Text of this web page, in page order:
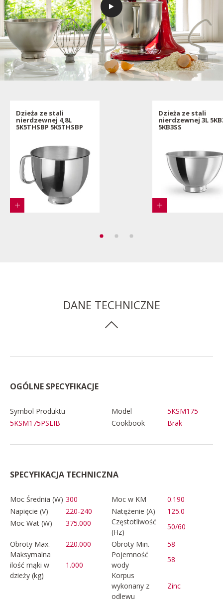
Dzieża ze stali
nierdzewnej 4,8L
5K5THSBP 5K5THSBP
Dzieża ze stali
nierdzewnej 3L
5KB3SS
DANE TECHNICZNE
OGÓLNE SPECYFIKACJE
Symbol Produktu
5KSM175PSEIB
Model
5KSM175
Cookbook
Brak
SPECYFIKACJA TECHNICZNA
Moc Średnia (W) 300 Moc w KM
0.190
Napięcie (V)
220-240 Natężenie (A)
125.0
Moc Wat (W)
375.000
Częstotliwość
(Hz)
50/60
Obroty Max.
220.000 Obroty Min.
58
Maksymalna
ilość mąki w
dzieży (kg)
1.000
Pojemność
wody
58
Korpus
wykonany z
odlewu
Zinc